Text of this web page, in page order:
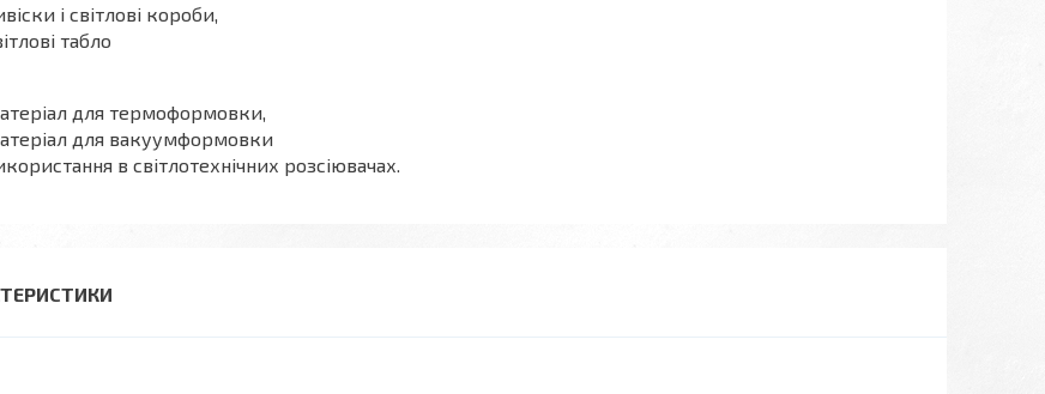
і світлові короби,
табло
для термоформовки,
для вакуумформовки
в світлотехнічних розсіювачах.